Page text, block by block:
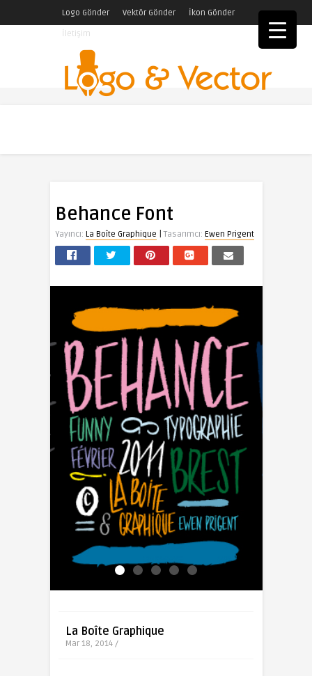
Logo Gönder Vektör Gönder
İkon Gönder
İletişim
Behance Font
Yayıncı: La Boîte Graphique |Tasarımcı: Ewen Prigent
La Boîte Graphique
Mar 18, 2014 /